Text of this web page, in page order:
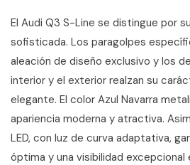
El Audi Q3 S-Line se distingue por
sofisticada. Los paragolpes
aleación de diseño exclusivo y los
interior y el exterior realzan su
elegante. El color Azul Navarra
apariencia moderna y atractiva.
LED, con luz de curva adaptativa,
óptima y una visibilidad excepcional